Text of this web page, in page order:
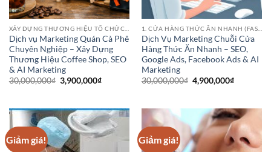
Dịch vụ Marketing Quán Cà Phê
Chuyên Nghiệp – Xây Dựng
Thương Hiệu Coffee Shop, SEO
& AI Marketing
30,000,000₫ Giá
gốc
3,900,000₫Giá
3,900,000₫.
Dịch Vụ Marketing Chuỗi Cửa
Hàng Thức Ăn Nhanh – SEO,
Google Ads, Facebook Ads & AI
Marketing
30,000,000₫ Giá
gốc
4,900,000₫Giá
Giảm giá! Giảm giá!